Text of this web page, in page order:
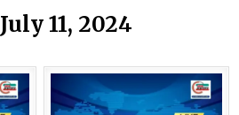
July 11, 2024